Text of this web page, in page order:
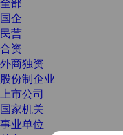
国企
民营
合资
外商独资
股份制企业
上市公司
国家机关
事业单位